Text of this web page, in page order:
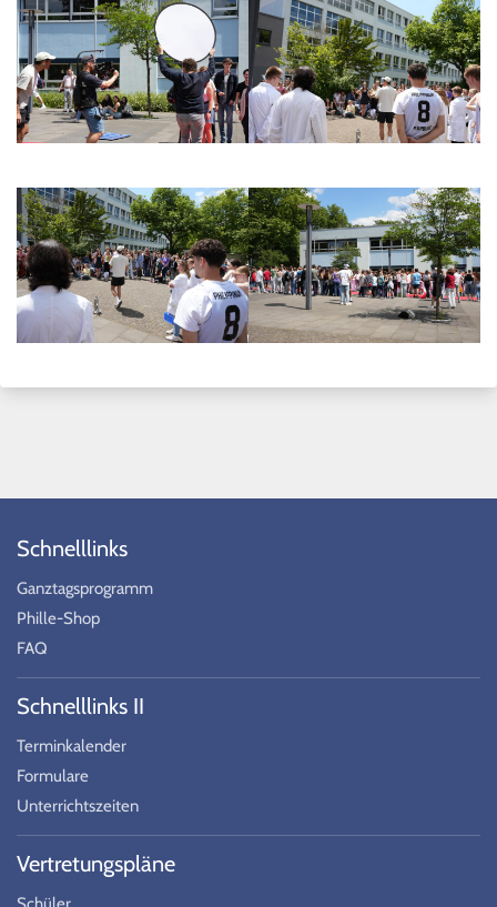
Schnelllinks
Ganztagsprogramm
Phille-Shop
FAQ
Schnelllinks II
Terminkalender
Formulare
Unterrichtszeiten
Vertretungspläne